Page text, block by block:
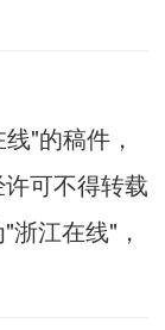
"的稿件，
可不得转载
江在线"，